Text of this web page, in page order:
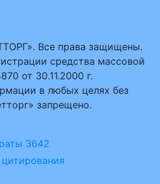
Все права защищены.
средства массовой
от 30.11.2000 г.
в любых целях без
запрещено.
3642